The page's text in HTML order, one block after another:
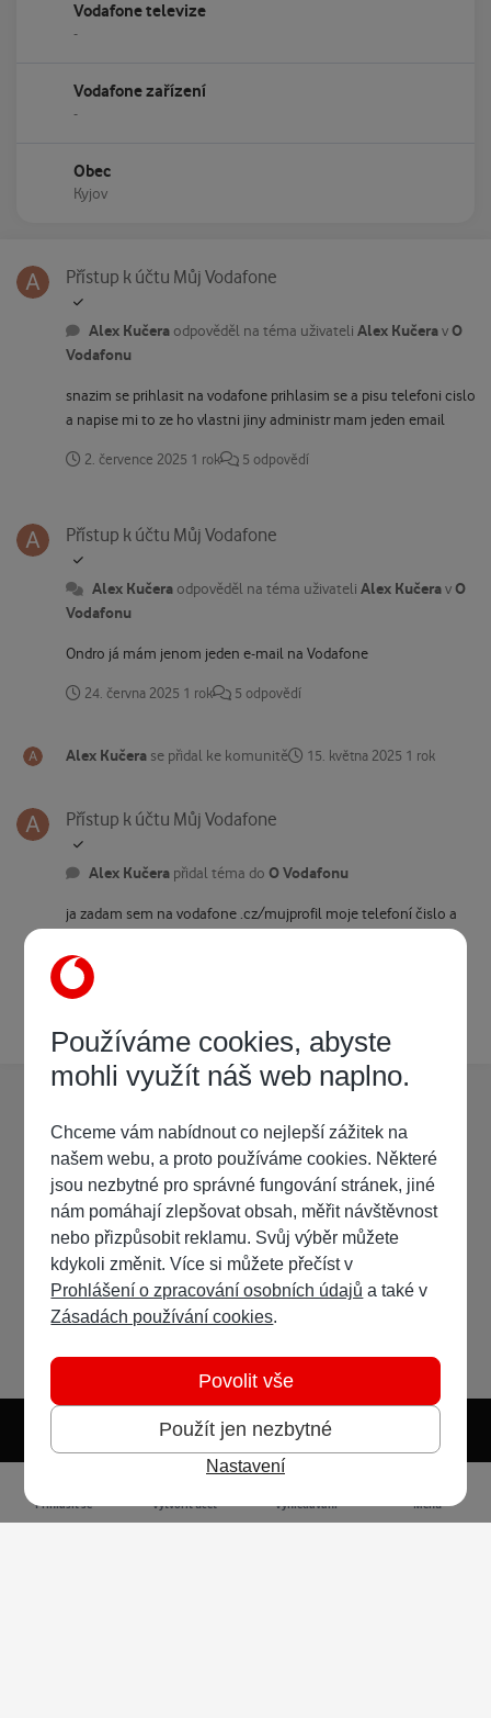
Vodafone televize
-
Vodafone zařízení
-
Obec
Kyjov
Přístup k účtu Můj Vodafone
Alex Kučera odpověděl na téma uživateliAlex KučeravO
Vodafonu
snazim se prihlasit na vodafone prihlasim se a pisu telefoni cislo
a napise mi to ze ho vlastni jiny administr mam jeden email
2. července 2025 1 rok 5 odpovědí
Přístup k účtu Můj Vodafone
Alex Kučera odpověděl na téma uživateliAlex KučeravO
Vodafonu
Ondro já mám jenom jeden e-mail na Vodafone
24. června 2025 1 rok 5 odpovědí
Alex Kučera se přidal ke komunitě 15. května 2025 1 rok
Přístup k účtu Můj Vodafone
Alex Kučera přidal téma doO Vodafonu
ja zadam sem na vodafone .cz/mujprofil moje telefoní čislo a
administrátorovi.Prosím, požádejte přímo administrátora účtu,
aby vám k němu udělil přístup. ale je to muj ucet
Světlý režim Předvolba systému
Přihlásit se Vytvořit účet Vyhledávání Menu
Používáme cookies, abyste
mohli využít náš web naplno.
Chceme vám nabídnout co nejlepší zážitek na
našem webu, a proto používáme cookies. Některé
jsou nezbytné pro správné fungování stránek, jiné
nám pomáhají zlepšovat obsah, měřit návštěvnost
nebo přizpůsobit reklamu. Svůj výběr můžete
kdykoli změnit. Více si můžete přečíst v
Prohlášení o zpracování osobních údajů a také v
Zásadách používání cookies.
Použít jen nezbytné
Povolit vše
Nastavení